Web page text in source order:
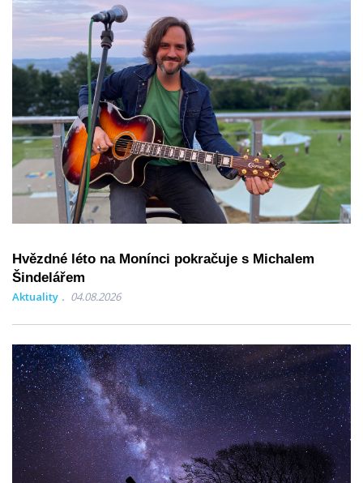
Hvězdné léto na Monínci pokračuje s Michalem
Šindelářem
Aktuality 04.08.2026